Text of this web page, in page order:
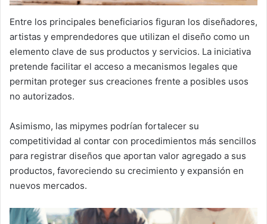
Entre los principales beneficiarios figuran los diseñadores,
artistas y emprendedores que utilizan el diseño como un
elemento clave de sus productos y servicios. La iniciativa
pretende facilitar el acceso a mecanismos legales que
permitan proteger sus creaciones frente a posibles usos
no autorizados.
Asimismo, las mipymes podrían fortalecer su
competitividad al contar con procedimientos más sencillos
para registrar diseños que aportan valor agregado a sus
productos, favoreciendo su crecimiento y expansión en
nuevos mercados.